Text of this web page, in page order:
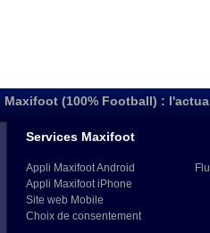
Maxifoot (100% Football) :
Services Maxifoot
Appli Maxifoot Android
Appli Maxifoot iPhone
Site web Mobile
Choix de consentement